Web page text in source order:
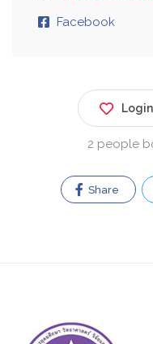
Facebook
2 people
Share